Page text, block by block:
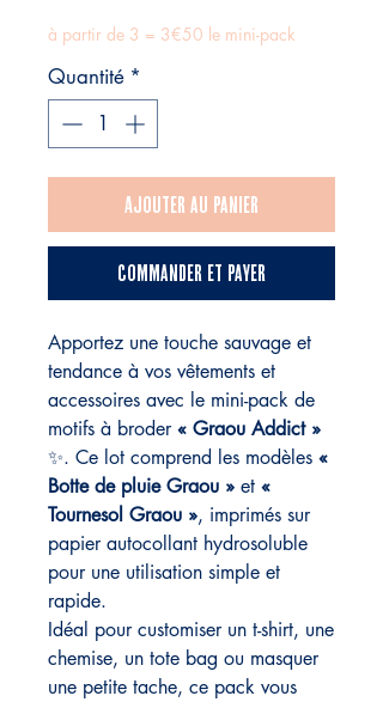
à partir de 3 = 3€50 le mini-pack
Quantité *
Ajouter au panier
Commander et payer
Apportez une touche sauvage et
tendance à vos vêtements et
accessoires avec le mini-pack de
motifs à broder« Graou Addict »
✨. Ce lot comprend les modèles «
Botte de pluie Graou » et «
Tournesol Graou », imprimés sur
papier autocollant hydrosoluble
pour une utilisation simple et
rapide.
Idéal pour customiser un t-shirt, une
chemise, un tote bag ou masquer
une petite tache, ce pack vous